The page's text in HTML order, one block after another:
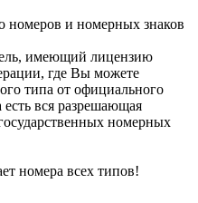
номеров и номерных знаков
имеющий лицензию
где Вы можете
типа от официального
вся разрешающая
номерных
номера всех типов!